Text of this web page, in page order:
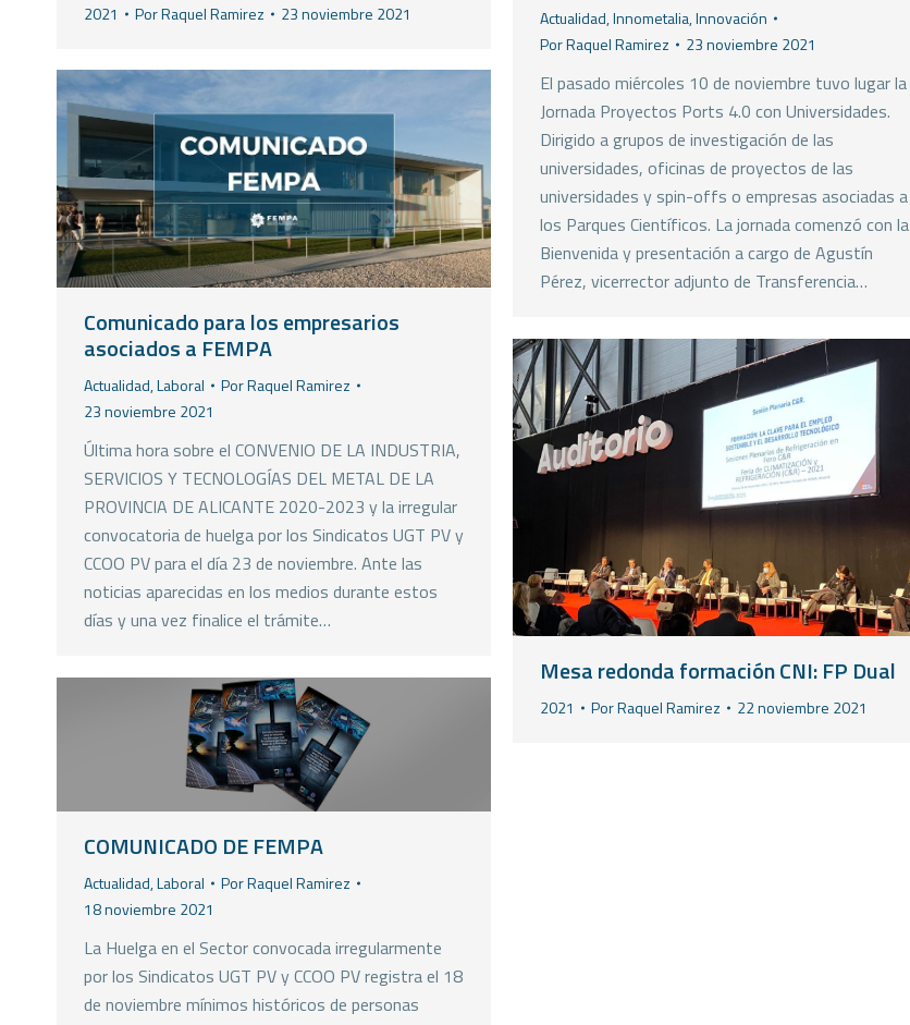
2021 PorRaquel Ramirez 23 noviembre 2021 Actualidad,Innometalia,Innovación
PorRaquel Ramirez 23 noviembre 2021
El pasado miércoles 10 de noviembre tuvo lugar la
Jornada Proyectos Ports 4.0 con Universidades.
Dirigido a grupos de investigación de las
universidades, oficinas de proyectos de las
universidades y spin-offs o empresas asociadas a
los Parques Científicos. La jornada comenzó con la
Bienvenida y presentación a cargo de Agustín
Pérez, vicerrector adjunto de Transferencia…
Comunicado para los empresarios
asociados a FEMPA
Actualidad,Laboral PorRaquel Ramirez
23 noviembre 2021
Última hora sobre el CONVENIO DE LA INDUSTRIA,
SERVICIOS Y TECNOLOGÍAS DEL METAL DE LA
PROVINCIA DE ALICANTE 2020-2023 y la irregular
convocatoria de huelga por los Sindicatos UGT PV y
CCOO PV para el día 23 de noviembre. Ante las
noticias aparecidas en los medios durante estos
días y una vez finalice el trámite…
Mesa redonda formación CNI: FP Dual
2021 PorRaquel Ramirez 22 noviembre 2021
COMUNICADO DE FEMPA
Actualidad,Laboral PorRaquel Ramirez
18 noviembre 2021
La Huelga en el Sector convocada irregularmente
por los Sindicatos UGT PV y CCOO PV registra el 18
de noviembre mínimos históricos de personas